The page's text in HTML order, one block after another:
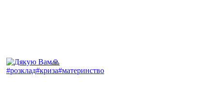
#розклад#криза#материнство